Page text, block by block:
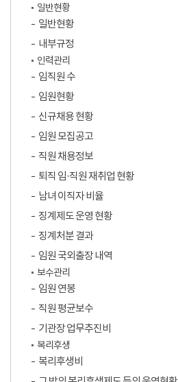
일반현황
일반현황
내부규정
인력관리
임직원 수
임원현황
신규채용 현황
임원 모집공고
직원 채용정보
퇴직 임·직원 재취업 현황
남녀 이직자 비율
징계제도 운영 현황
징계처분 결과
임원 국외출장 내역
보수관리
임원 연봉
직원 평균보수
기관장 업무추진비
복리후생
복리후생비